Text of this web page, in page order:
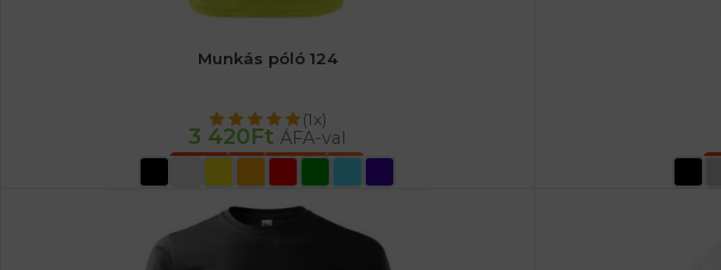
Munkás póló 124
(1x)
3 420Ft ÁFA-val
OPCIÓK VÁLASZTÁSA